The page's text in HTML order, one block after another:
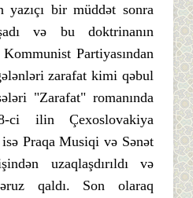
yazıçı bir müddət sonra
və bu doktrinanın
Partiyasından
zarafat kimi qəbul
"Zarafat" romanında
ci ilin Çexoslovakiya
Praqa Musiqi və Sənət
uzaqlaşdırıldı və
qaldı. Son olaraq